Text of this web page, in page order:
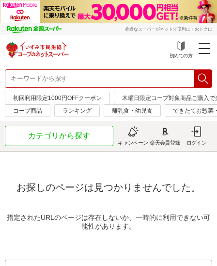
身近なスーパーがネットで便利に・おトクに
初めての方
初回利用限定1000円OFFクーポン
木曜日限定コープ対象商品ご購入
コープ商品
ランキング 離乳食・幼児食 できたてお惣菜
カテゴリから探す
キャンペーン 楽天会員登録 ログイン
お探しのページは見つかりませんでした。
指定されたURLのページは存在しないか、一時的に利用できない可
能性があります。